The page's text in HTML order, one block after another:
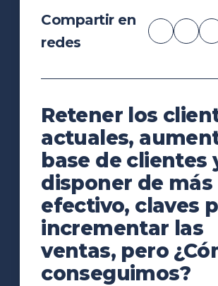
Compartir en
redes
Retener los
actuales,
base de clientes
disponer de más
efectivo, claves
incrementar las
ventas, pero
conseguimos?